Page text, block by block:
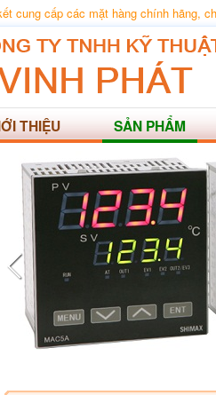
cung cấp các mặt hàng chính hãng,
THIỆU SẢN PHẨM